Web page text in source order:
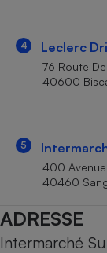
4 Leclerc
76 Route
40600
5
400
40460
ADRESSE
Intermarché